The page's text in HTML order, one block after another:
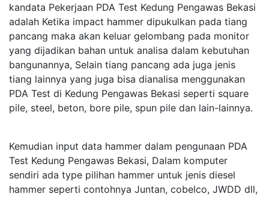
kandata Pekerjaan PDA Test Kedung Pengawas Bekasi
adalah Ketika impact hammer dipukulkan pada tiang
pancang maka akan keluar gelombang pada monitor
yang dijadikan bahan untuk analisa dalam kebutuhan
bangunannya, Selain tiang pancang ada juga jenis
tiang lainnya yang juga bisa dianalisa menggunakan
PDA Test di Kedung Pengawas Bekasi seperti square
pile, steel, beton, bore pile, spun pile dan lain-lainnya.
Kemudian input data hammer dalam pengunaan PDA
Test Kedung Pengawas Bekasi, Dalam komputer
sendiri ada type pilihan hammer untuk jenis diesel
hammer seperti contohnya Juntan, cobelco, JWDD dll,